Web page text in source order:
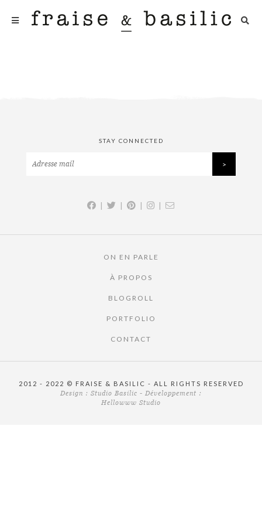
STAY CONNECTED
| | | |
ON EN PARLE
À PROPOS
BLOGROLL
PORTFOLIO
CONTACT
2012 - 2022 © FRAISE & BASILIC - ALL RIGHTS RESERVED
Design : Studio Basilic - Développement :
Hellowww Studio